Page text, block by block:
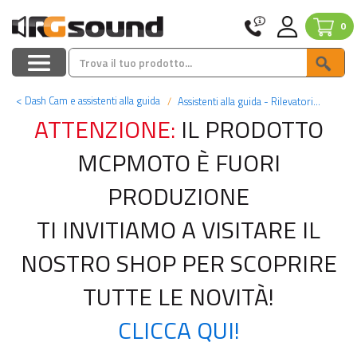
0
< Dash Cam e assistenti alla guida Assistenti alla guida - Rilevatori autovelox
ATTENZIONE: IL PRODOTTO
MCPMOTO È FUORI
PRODUZIONE
TI INVITIAMO A VISITARE IL
NOSTRO SHOP PER SCOPRIRE
TUTTE LE NOVITÀ!
CLICCA QUI!